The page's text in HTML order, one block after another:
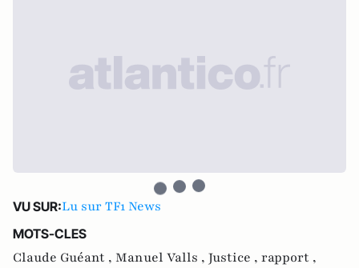
VU SUR:Lu sur TF1 News
MOTS-CLES
Claude Guéant , Manuel Valls , Justice , rapport ,